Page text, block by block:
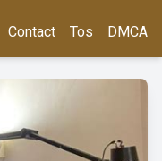
Contact Tos DMCA